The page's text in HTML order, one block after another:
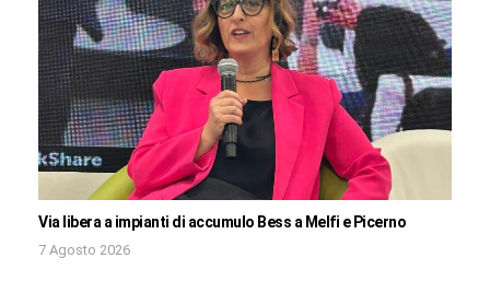
Via libera a impianti di accumulo Bess a Melfi e Picerno
7 Agosto 2026